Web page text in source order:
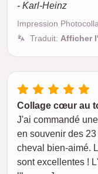
- Karl-Heinz
Impression
Traduit: Afficher
Collage cœur au
J'ai commandé
en souvenir des
cheval bien-aimé.
sont excellentes !